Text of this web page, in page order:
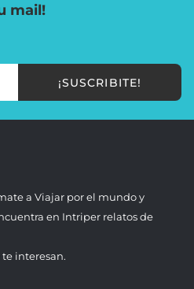
mail!
¡SUSCRIBITE!
a Viajar por el mundo y
en Intriper relatos de
interesan.